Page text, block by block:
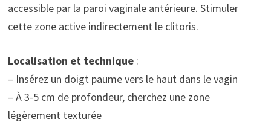
accessible par la paroi vaginale antérieure. Stimuler
cette zone active indirectement le clitoris.
Localisation et technique:
– Insérez un doigt paume vers le haut dans le vagin
– À 3-5 cm de profondeur, cherchez une zone
légèrement texturée